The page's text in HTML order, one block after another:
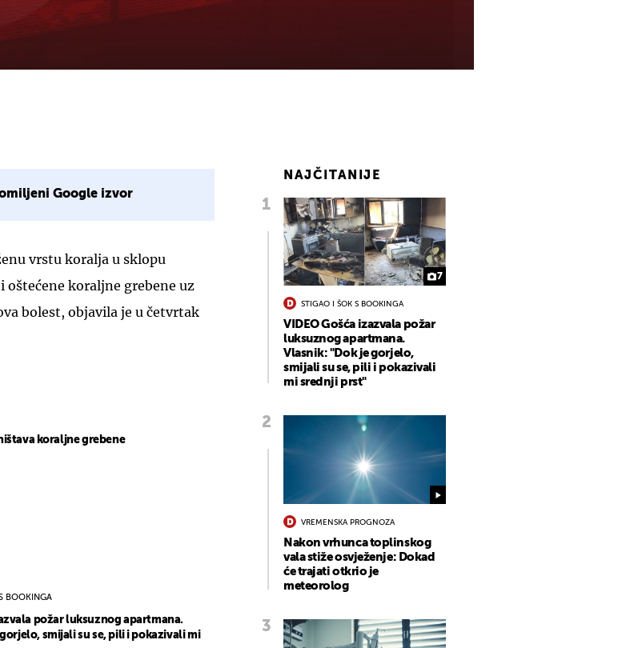
Google izvor
vrstu koralja u sklopu
oštećene koraljne grebene uz
bolest, objavila je u četvrtak
koraljne grebene
BOOKINGA
požar luksuznog apartmana.
smijali su se, pili i pokazivali mi
NAJČITANIJE
7
STIGAO I ŠOK S BOOKINGA
VIDEO Gošća izazvala požar
luksuznog apartmana.
Vlasnik: "Dok je gorjelo,
smijali su se, pili i pokazivali
mi srednji prst"
VREMENSKA PROGNOZA
Nakon vrhunca toplinskog
vala stiže osvježenje: Dokad
će trajati otkrio je
meteorolog